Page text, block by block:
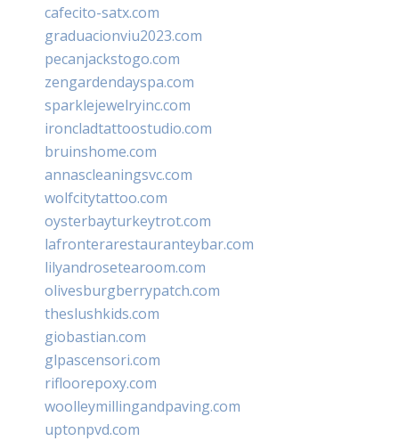
cafecito-satx.com
graduacionviu2023.com
pecanjackstogo.com
zengardendayspa.com
sparklejewelryinc.com
ironcladtattoostudio.com
bruinshome.com
annascleaningsvc.com
wolfcitytattoo.com
oysterbayturkeytrot.com
lafronterarestauranteybar.com
lilyandrosetearoom.com
olivesburgberrypatch.com
theslushkids.com
giobastian.com
glpascensori.com
rifloorepoxy.com
woolleymillingandpaving.com
uptonpvd.com